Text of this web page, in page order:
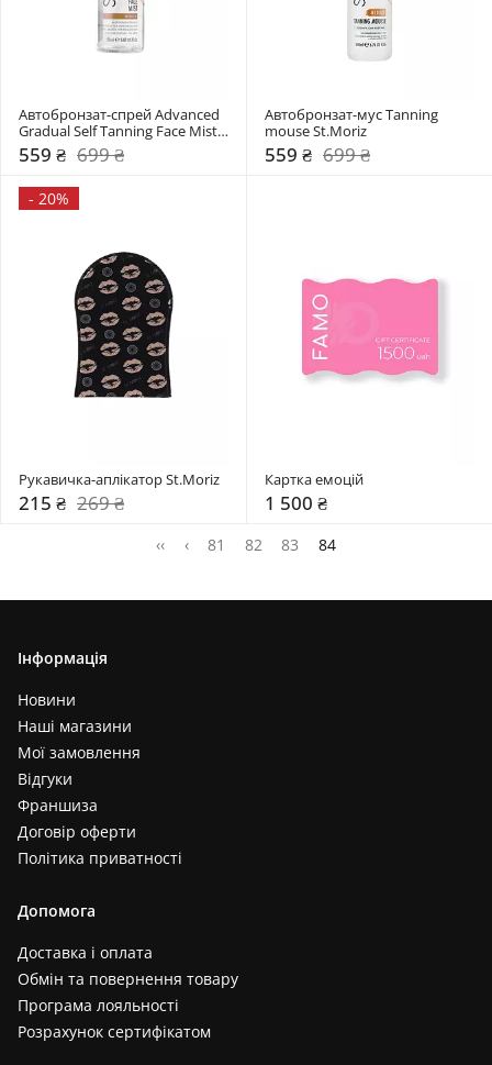
Автобронзат-спрей Advanced
Gradual Self Tanning Face Mist
St.Moriz
559 ₴ 699 ₴
Автобронзат-муc Tanning
mouse St.Moriz
559 ₴ 699 ₴
- 20%
Рукавичка-аплікатор St.Moriz
215 ₴ 269 ₴
Картка емоцій
1 500 ₴
‹‹ ‹ 81 82 83 84
Інформація
Новини
Наші магазини
Мої замовлення
Відгуки
Франшиза
Договір оферти
Політика приватності
Допомога
Доставка і оплата
Обмін та повернення товару
Програма лояльності
Розрахунок сертифікатом